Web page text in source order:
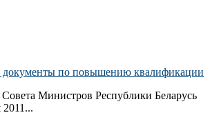
по повышению квалификации
Совета Министров Республики Беларусь